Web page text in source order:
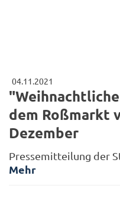
04.11.2021
dem Roßmarkt
Dezember
Pressemitteilung der
Mehr